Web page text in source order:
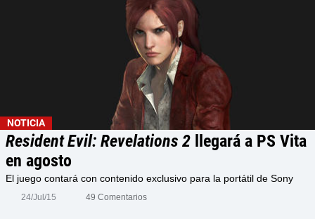
NOTICIA
Resident Evil: Revelations 2 llegará a PS Vita
en agosto
El juego contará con contenido exclusivo para la portátil de Sony
24/Jul/15 49 Comentarios